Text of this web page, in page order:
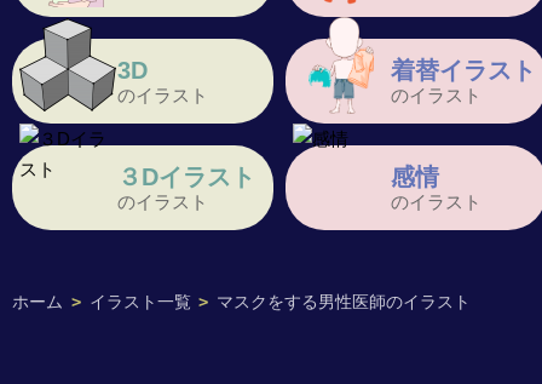
ホーム > イラスト一覧 > マスクをする男性医師のイラスト
3D
のイラスト
着替イラスト
のイラスト
３Dイラスト
のイラスト
感情
のイラスト